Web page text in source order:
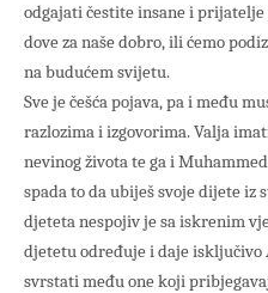
odgajati čestite insane i
dove za naše dobro, ili ćemo
na budućem svijetu.
Sve je češća pojava, pa i među
razlozima i izgovorima. Valja
nevinog života te ga i
spada to da ubiješ svoje dijete iz
djeteta nespojiv je sa iskrenim
djetetu određuje i daje isključivo
svrstati među one koji